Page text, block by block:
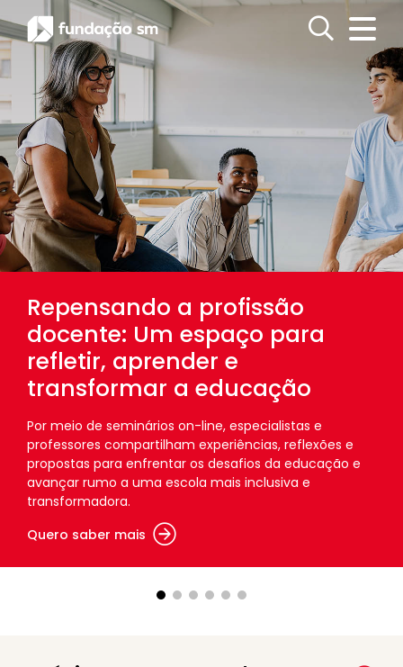
Repensando a profissão
docente: Um espaço para
refletir, aprender e
transformar a educação
Por meio de seminários on-line, especialistas e
professores compartilham experiências, reflexões e
propostas para enfrentar os desafios da educação e
avançar rumo a uma escola mais inclusiva e
transformadora.
Quero saber mais